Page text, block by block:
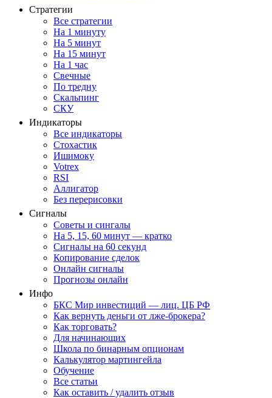
Стратегии
Все стратегии
На 1 минуту
На 5 минут
На 15 минут
На 1 час
Свечные
По тредну
Скальпинг
СКУ
Индикаторы
Все индикаторы
Стохастик
Ишимоку
Votrex
RSI
Аллигатор
Без перерисовки
Сигналы
Советы и сингалы
На 5, 15, 60 минут — кратко
Сигналы на 60 секунд
Копирование сделок
Онлайн сигналы
Прогнозы онлайн
Инфо
БКС Мир инвестиций — лиц. ЦБ РФ
Как вернуть деньги от лже-брокера?
Как торговать?
Для начинающих
Школа по бинарным опционам
Калькулятор мартингейла
Обучение
Все статьи
Как оставить / удалить отзыв